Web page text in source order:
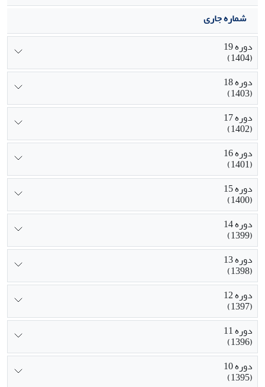
شماره جاری
دوره 19
(1404)
دوره 18
(1403)
دوره 17
(1402)
دوره 16
(1401)
دوره 15
(1400)
دوره 14
(1399)
دوره 13
(1398)
دوره 12
(1397)
دوره 11
(1396)
دوره 10
(1395)